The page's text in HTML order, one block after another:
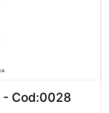
- Cod:0028